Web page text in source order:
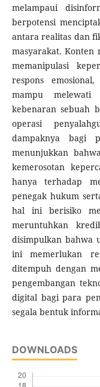
melampaui
berpotensi
antara realitas dan
masyarakat.
memanipulasi
respons
mampu
kebenaran sebuah
operasi
dampaknya bagi
menunjukkan
kemerosotan
hanya terhadap
penegak hukum
hal ini berisiko
meruntuhkan
disimpulkan bahwa
ini memerlukan
ditempuh dengan
pengembangan
digital bagi para
segala bentuk
DOWNLOADS